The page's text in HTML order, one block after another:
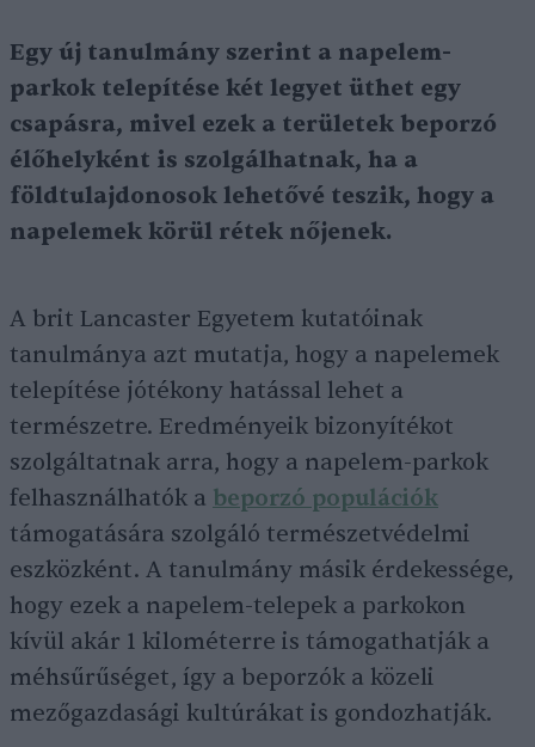
Egy új tanulmány szerint a napelem-
parkok telepítése két legyet üthet egy
csapásra, mivel ezek a területek beporzó
élőhelyként is szolgálhatnak, ha a
földtulajdonosok lehetővé teszik, hogy a
napelemek körül rétek nőjenek.
A brit Lancaster Egyetem kutatóinak
tanulmánya azt mutatja, hogy a napelemek
telepítése jótékony hatással lehet a
természetre. Eredményeik bizonyítékot
szolgáltatnak arra, hogy a napelem-parkok
felhasználhatók a beporzó populációk
támogatására szolgáló természetvédelmi
eszközként. A tanulmány másik érdekessége,
hogy ezek a napelem-telepek a parkokon
kívül akár 1 kilométerre is támogathatják a
méhsűrűséget, így a beporzók a közeli
mezőgazdasági kultúrákat is gondozhatják.